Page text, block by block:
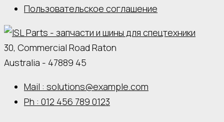
Пользовательское соглашение
30, Commercial Road Raton
Australia - 47889 45
Mail : solutions@example.com
Ph : 012 456 789 0123